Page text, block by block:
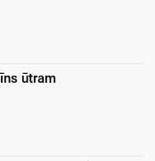
ūtram